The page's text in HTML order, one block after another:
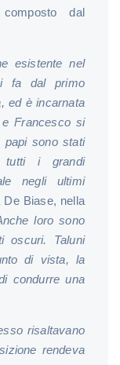
dal
esistente nel
fa dal primo
ed è incarnata
Francesco si
papi sono stati
tutti i grandi
negli ultimi
De Biase, nella
loro sono
oscuri. Taluni
di vista, la
condurre una
risaltavano
rendeva